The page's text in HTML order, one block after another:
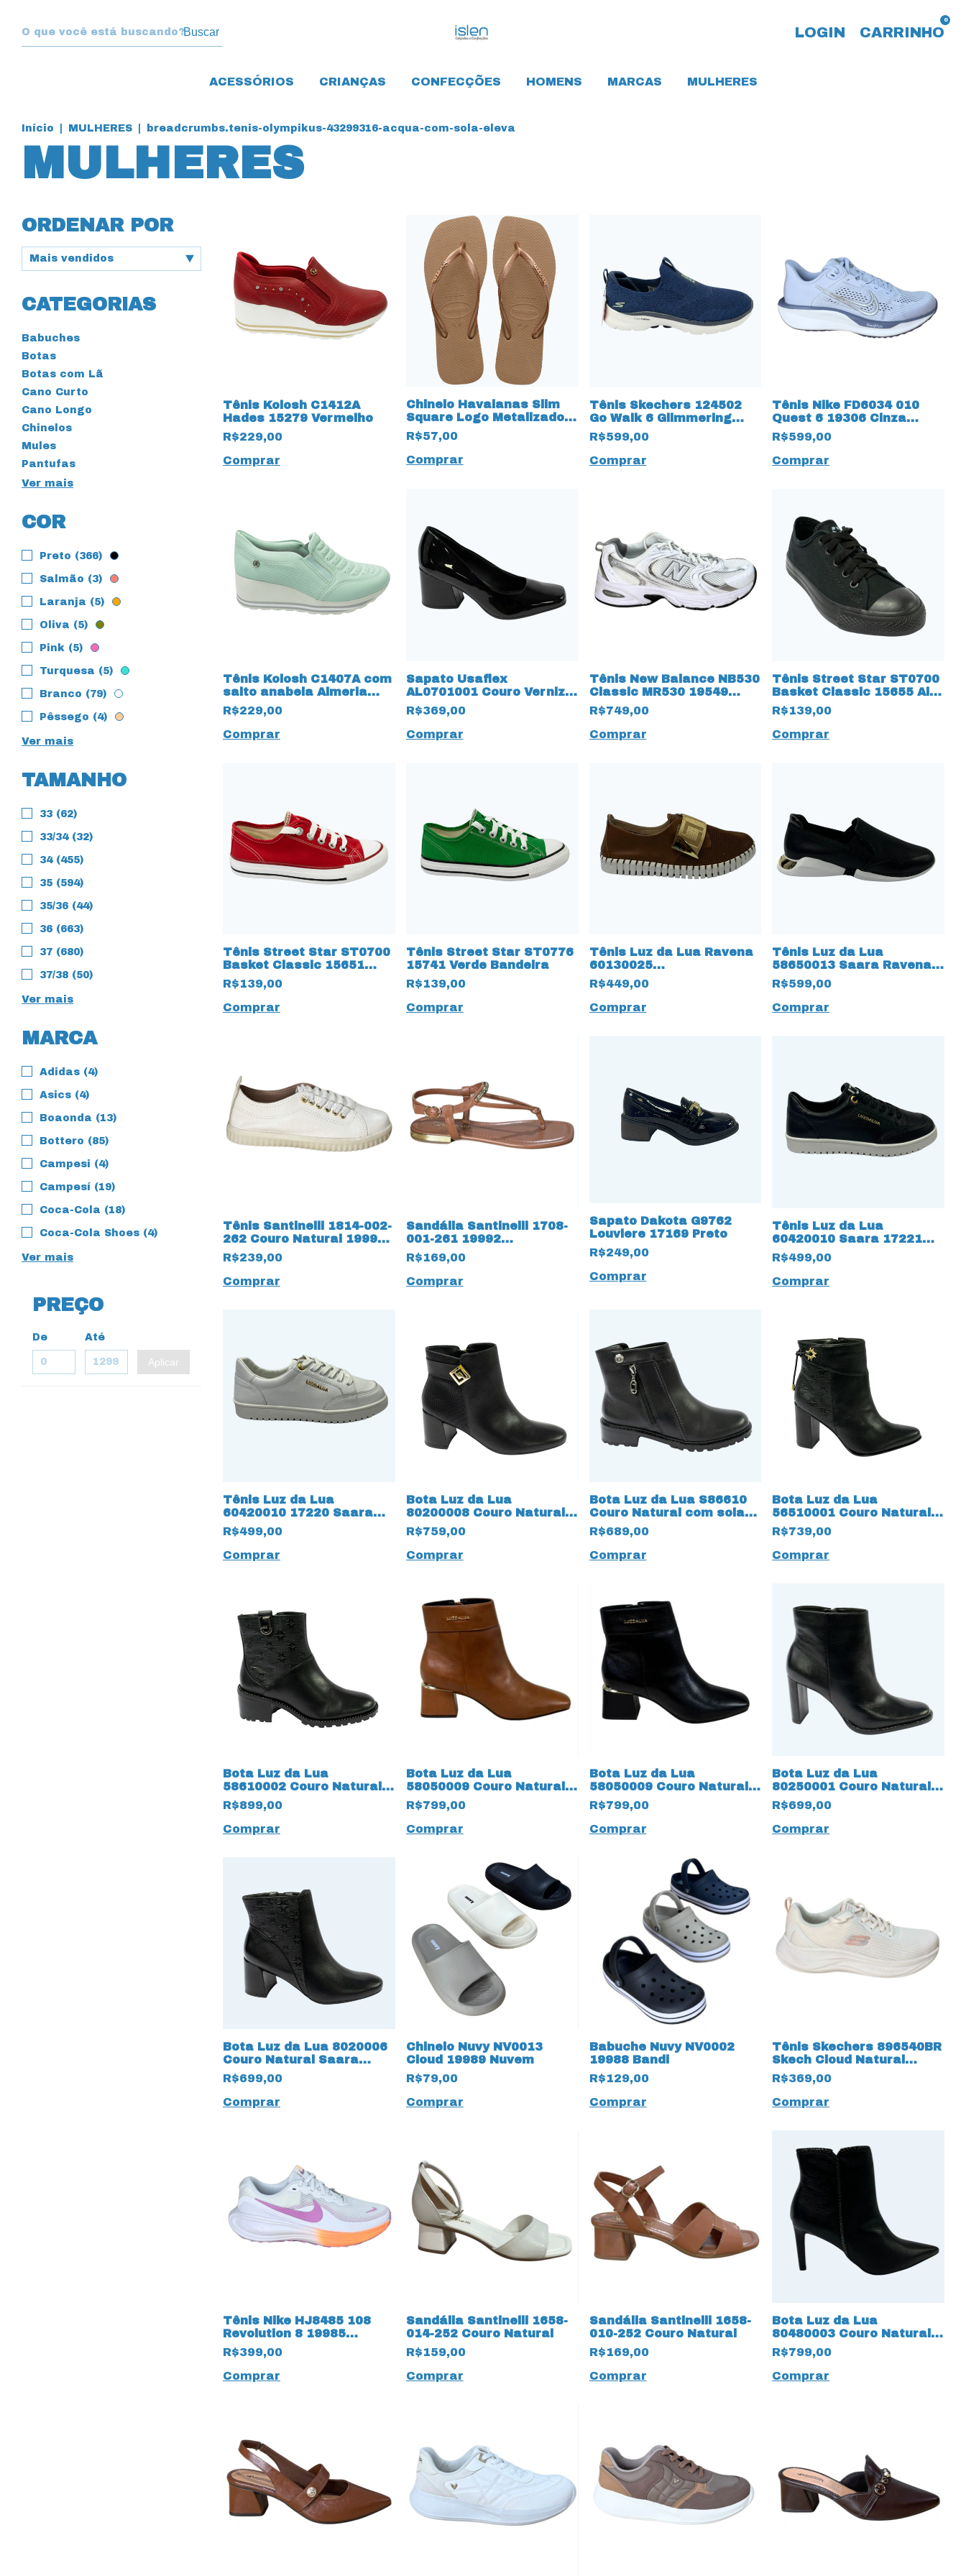
Buscar LOGIN CARRINHO
0
ACESSÓRIOS CRIANÇAS CONFECÇÕES HOMENS MARCAS MULHERES
Início MULHERES breadcrumbs.tenis-olympikus-43299316-acqua-com-sola-eleva
MULHERES
ORDENAR POR
CATEGORIAS
Babuches
Botas
Botas com Lã
Cano Curto
Cano Longo
Chinelos
Mules
Pantufas
Ver mais
COR
Preto (366)
Salmão (3)
Laranja (5)
Oliva (5)
Pink (5)
Turquesa (5)
Branco (79)
Pêssego (4)
Ver mais
TAMANHO
33 (62)
33/34 (32)
34 (455)
35 (594)
35/36 (44)
36 (663)
37 (680)
37/38 (50)
Ver mais
MARCA
Adidas (4)
Asics (4)
Boaonda (13)
Bottero (85)
Campesi (4)
Campesí (19)
Coca-Cola (18)
Coca-Cola Shoes (4)
Ver mais
PREÇO
De Até
Aplicar
Tênis Kolosh C1412A
Hades 15279 Vermelho
R$229,00
Comprar
Chinelo Havaianas Slim
Square Logo Metalizado
Dourado
R$57,00
Comprar
Tênis Skechers 124502
Go Walk 6 Glimmering
13564 com Hyper Pillars
R$599,00
Comprar
Tênis Nike FD6034 010
Quest 6 19306 Cinza
Metálico
R$599,00
Comprar
Tênis Kolosh C1407A com
salto anabela Almeria
Green 14158 Verde Claro
R$229,00
Comprar
Sapato Usaflex
AL0701001 Couro Verniz
Preto
R$369,00
Comprar
Tênis New Balance NB530
Classic MR530 19549
Branco
R$749,00
Comprar
Tênis Street Star ST0700
Basket Classic 15655 All
Black
R$139,00
Comprar
Tênis Street Star ST0700
Basket Classic 15651
Vermelho
R$139,00
Comprar
Tênis Street Star ST0776
15741 Verde Bandeira
R$139,00
Comprar
Tênis Luz da Lua Ravena
60130025
Montenapoleone 17216
Marrom
R$449,00
Comprar
Tênis Luz da Lua
58650013 Saara Ravena
17222 Preto
R$599,00
Comprar
Tênis Santinelli 1814-002-
262 Couro Natural 19993
Marfim
R$239,00
Comprar
Sandália Santinelli 1708-
001-261 19992
Rasteirinha com Nó
R$169,00
Comprar
Sapato Dakota G9762
Louviere 17169 Preto
R$249,00
Comprar
Tênis Luz da Lua
60420010 Saara 17221
Preto
R$499,00
Comprar
Tênis Luz da Lua
60420010 17220 Saara
Bianco
R$499,00
Comprar
Bota Luz da Lua
80200008 Couro Natural
Saara 16428 Preto
R$759,00
Comprar
Bota Luz da Lua S86610
Couro Natural com solado
13425 Tratorado
R$689,00
Comprar
Bota Luz da Lua
56510001 Couro Natural
Saara 15455 Preto
R$739,00
Comprar
Bota Luz da Lua
58610002 Couro Natural
Saara 15458 Preto
R$899,00
Comprar
Bota Luz da Lua
58050009 Couro Natural
Montenapoleone 18633
Ambar
R$799,00
Comprar
Bota Luz da Lua
58050009 Couro Natural
Atacama 18632 Preto
R$799,00
Comprar
Bota Luz da Lua
80250001 Couro Natural
Saara 15667 Preto
R$699,00
Comprar
Bota Luz da Lua 8020006
Couro Natural Saara
Lunati 15665 Preto
R$699,00
Comprar
Chinelo Nuvy NV0013
Cloud 19989 Nuvem
R$79,00
Comprar
Babuche Nuvy NV0002
19988 Bandi
R$129,00
Comprar
Tênis Skechers 896540BR
Skech Cloud Natural
19990 Off White
R$369,00
Comprar
Tênis Nike HJ8485 108
Revolution 8 19985
Branco/Magenta
R$399,00
Comprar
Sandália Santinelli 1658-
014-252 Couro Natural
R$159,00
Comprar
Sandália Santinelli 1658-
010-252 Couro Natural
R$169,00
Comprar
Bota Luz da Lua
80480003 Couro Natural
Saara 17217 Preto
R$799,00
Comprar